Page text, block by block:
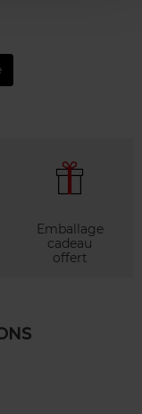
Emballage
cadeau
offert